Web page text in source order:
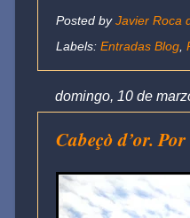
Posted byJavier Roca
Labels: Entradas Blog,
domingo, 10 de
Cabeçò d’or.